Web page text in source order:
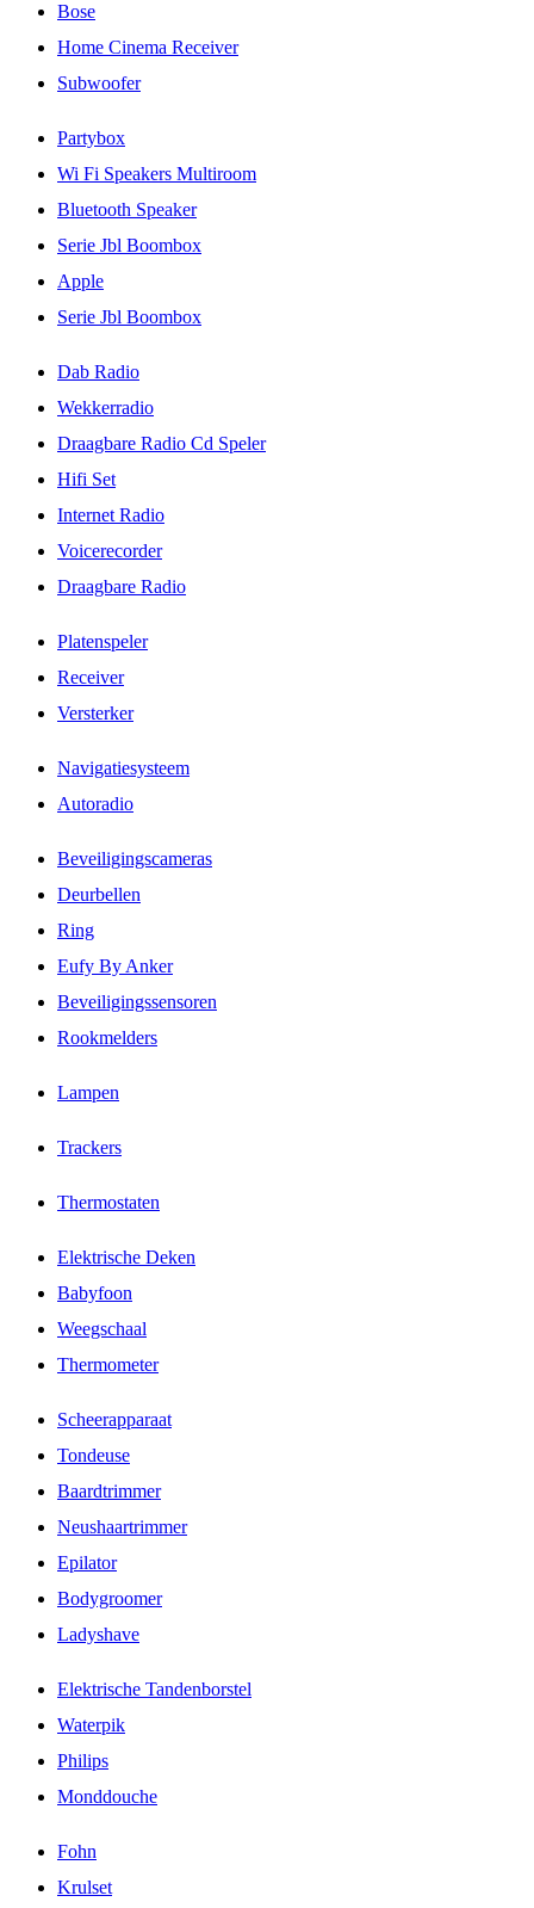
Bose
Home Cinema Receiver
Subwoofer
Partybox
Wi Fi Speakers Multiroom
Bluetooth Speaker
Serie Jbl Boombox
Apple
Serie Jbl Boombox
Dab Radio
Wekkerradio
Draagbare Radio Cd Speler
Hifi Set
Internet Radio
Voicerecorder
Draagbare Radio
Platenspeler
Receiver
Versterker
Navigatiesysteem
Autoradio
Beveiligingscameras
Deurbellen
Ring
Eufy By Anker
Beveiligingssensoren
Rookmelders
Lampen
Trackers
Thermostaten
Elektrische Deken
Babyfoon
Weegschaal
Thermometer
Scheerapparaat
Tondeuse
Baardtrimmer
Neushaartrimmer
Epilator
Bodygroomer
Ladyshave
Elektrische Tandenborstel
Waterpik
Philips
Monddouche
Fohn
Krulset